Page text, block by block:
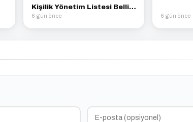
Kişilik Yönetim Listesi Belli
Oldu
6 gün önce 6 gün önce